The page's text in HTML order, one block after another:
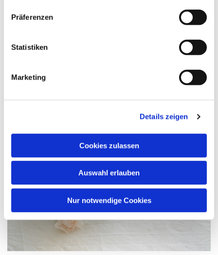
Präferenzen
Statistiken
Marketing
Details zeigen
Cookies zulassen
Auswahl erlauben
Nur notwendige Cookies